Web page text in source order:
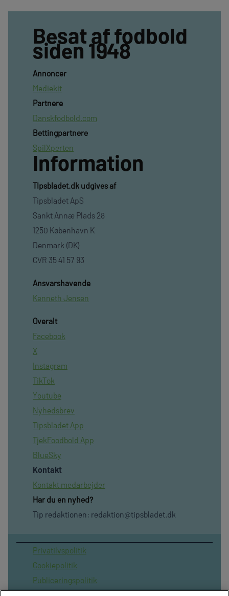
Besat af fodbold
siden 1948
Annoncer
Mediekit
Partnere
Danskfodbold.com
Bettingpartnere
SpilXperten
Information
TIpsbladet.dk udgives af
Tipsbladet ApS
Sankt Annæ Plads 28
1250 København K
Denmark (DK)
CVR 35 41 57 93
Ansvarshavende
Kenneth Jensen
Overalt
Facebook
X
Instagram
TikTok
Youtube
Nyhedsbrev
Tipsbladet App
TjekFoodbold App
BlueSky
Kontakt
Kontakt medarbejder
Har du en nyhed?
Tip redaktionen: redaktion@tipsbladet.dk
Privatilvspolitik
Cookiepolitik
Publiceringspolitik